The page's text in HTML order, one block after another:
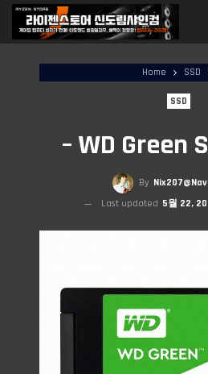
Home SSD
SSD
– WD Green
By
Last updated 5월 22,